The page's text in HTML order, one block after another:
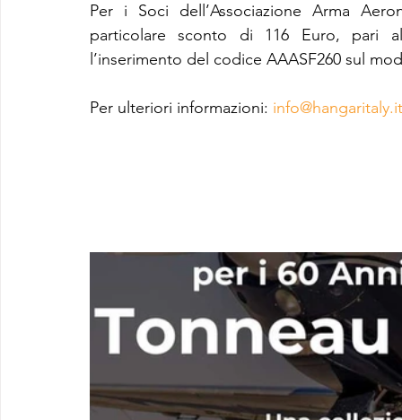
Per i Soci dell’Associazione Arma
particolare sconto di 116 Euro, pari
l’inserimento del codice AAASF260 sul
Per ulteriori informazioni: info@hangaritaly.it